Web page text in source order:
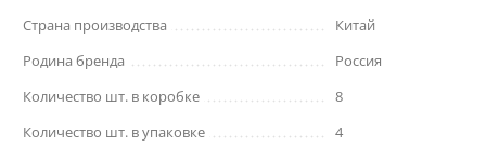
Страна производства
Китай
Родина бренда
Россия
Количество шт. в коробке
8
Количество шт. в упаковке
4